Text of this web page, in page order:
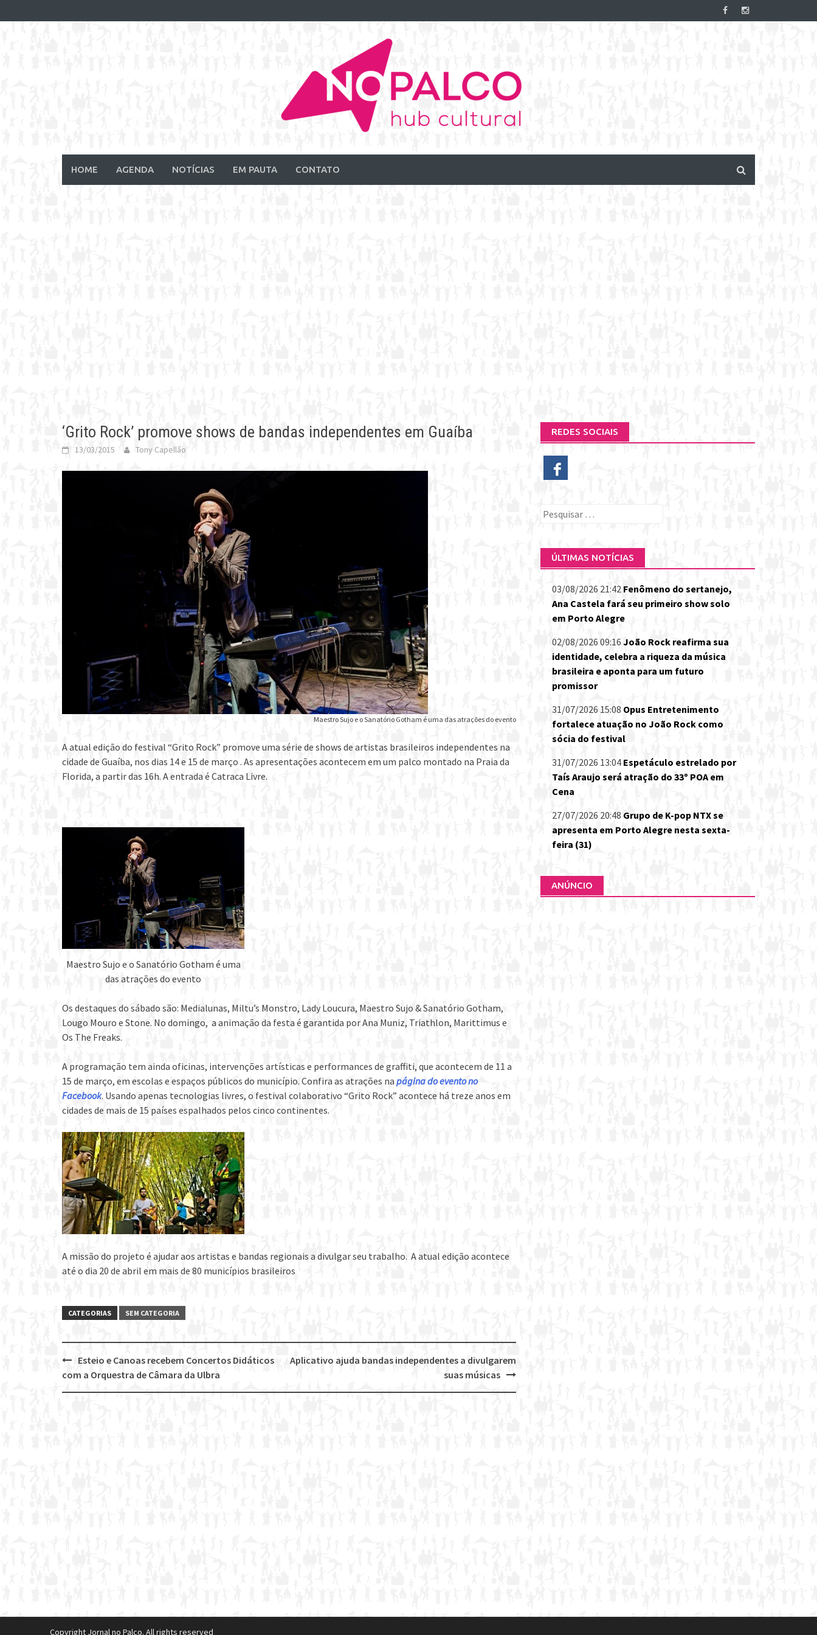
to
HOME AGENDA NOTÍCIAS EM PAUTA CONTATO
‘Grito Rock’ promove shows de bandas independentes em Guaíba
13/03/2015 Tony Capellão
Maestro Sujo e o Sanatório Gotham é uma das atrações do evento
A atual edição do festival “Grito Rock” promove uma série de shows de artistas brasileiros independentes na
cidade de Guaíba, nos dias 14 e 15 de março . As apresentações acontecem em um palco montado na Praia da
Florida, a partir das 16h. A entrada é Catraca Livre.
Maestro Sujo e o Sanatório Gotham é uma
das atrações do evento
Os destaques do sábado são: Medialunas, Miltu’s Monstro, Lady Loucura, Maestro Sujo & Sanatório Gotham,
Lougo Mouro e Stone. No domingo, a animação da festa é garantida por Ana Muniz, Triathlon, Marittimus e
Os The Freaks.
A programação tem ainda oficinas, intervenções artísticas e performances de graffiti, que acontecem de 11 a
15 de março, em escolas e espaços públicos do município. Confira as atrações na página do evento no
Facebook. Usando apenas tecnologias livres, o festival colaborativo “Grito Rock” acontece há treze anos em
cidades de mais de 15 países espalhados pelos cinco continentes.
A missão do projeto é ajudar aos artistas e bandas regionais a divulgar seu trabalho. A atual edição acontece
até o dia 20 de abril em mais de 80 municípios brasileiros
CATEGORIAS SEM CATEGORIA
Post
navigation
Aplicativo ajuda bandas independentes a divulgarem
suas músicas
Esteio e Canoas recebem Concertos Didáticos
com a Orquestra de Câmara da Ulbra
REDES SOCIAIS
Pesquisar
ÚLTIMAS NOTÍCIAS
03/08/2026 21:42 Fenômeno do sertanejo,
Ana Castela fará seu primeiro show solo
em Porto Alegre
02/08/2026 09:16 João Rock reafirma sua
identidade, celebra a riqueza da música
brasileira e aponta para um futuro
promissor
31/07/2026 15:08 Opus Entretenimento
fortalece atuação no João Rock como
sócia do festival
31/07/2026 13:04 Espetáculo estrelado por
Taís Araujo será atração do 33º POA em
Cena
27/07/2026 20:48 Grupo de K-pop NTX se
apresenta em Porto Alegre nesta sexta-
feira (31)
ANÚNCIO
Copyright Jornal no Palco. All rights reserved